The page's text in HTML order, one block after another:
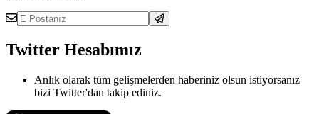
Twitter Hesabımız
Anlık olarak tüm gelişmelerden haberiniz olsun istiyorsanız
bizi Twitter'dan takip ediniz.